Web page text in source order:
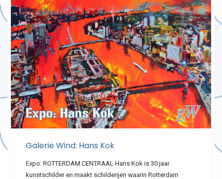
Galerie Wind: Hans Kok
Expo: ROTTERDAM CENTRAAL Hans Kok is 30 jaar
kunstschilder en maakt schilderijen waarin Rotterdam